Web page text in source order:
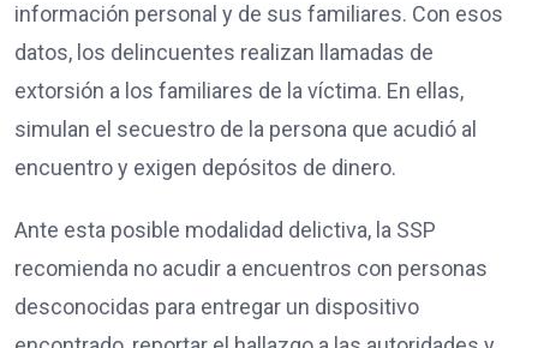
información personal y de sus familiares. Con esos
datos, los delincuentes realizan llamadas de
extorsión a los familiares de la víctima. En ellas,
simulan el secuestro de la persona que acudió al
encuentro y exigen depósitos de dinero.
Ante esta posible modalidad delictiva, la SSP
recomienda no acudir a encuentros con personas
desconocidas para entregar un dispositivo